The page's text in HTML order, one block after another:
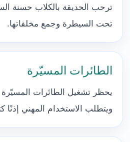
ترحب الحديقة بالكلاب حسنة
تحت السيطرة وجمع مخلفاتها.
الطائرات المسيّرة
يحظر تشغيل الطائرات المسيّرة
ويتطلب الاستخدام المهني إذنًا